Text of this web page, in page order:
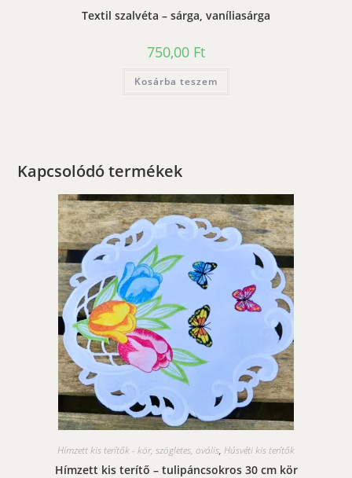
Textil szalvéta – sárga, vaníliasárga
750,00 Ft
Kosárba teszem
Kapcsolódó termékek
Hímzett kis terítők - kör, szögletes, ovális, Húsvéti kis terítők
Hímzett kis terítő – tulipáncsokros 30 cm kör